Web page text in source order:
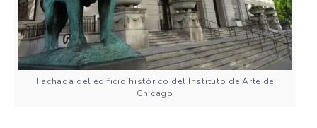
Fachada del edificio histórico del Instituto de Arte de
Chicago